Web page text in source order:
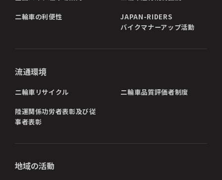
二輪車の利便性
JAPAN-RIDERS
バイクマナーアップ活動
流通環境
二輪車リサイクル 二輪車品質評価者制度
陸運関係功労者表彰及び従
事者表彰
地域の活動